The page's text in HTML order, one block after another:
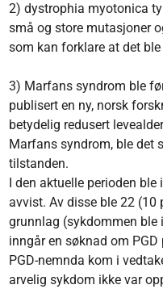
2) dystrophia myotonica
små og store mutasjoner
som kan forklare at det
3) Marfans syndrom ble
publisert en ny, norsk
betydelig redusert
Marfans syndrom, ble det
tilstanden.
I den aktuelle perioden
avvist. Av disse ble 22
grunnlag (sykdommen ble
inngår en søknad om
PGD-nemnda kom i
arvelig sykdom ikke var